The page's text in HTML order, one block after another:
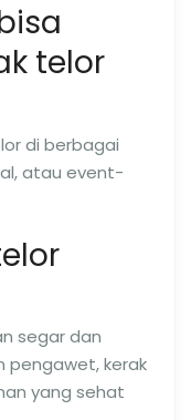
telor
di berbagai
atau event-
segar dan
pengawet, kerak
yang sehat